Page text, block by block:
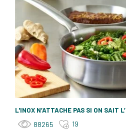
L'INOX N’ATTACHE PAS SI ON SAIT
88265 19